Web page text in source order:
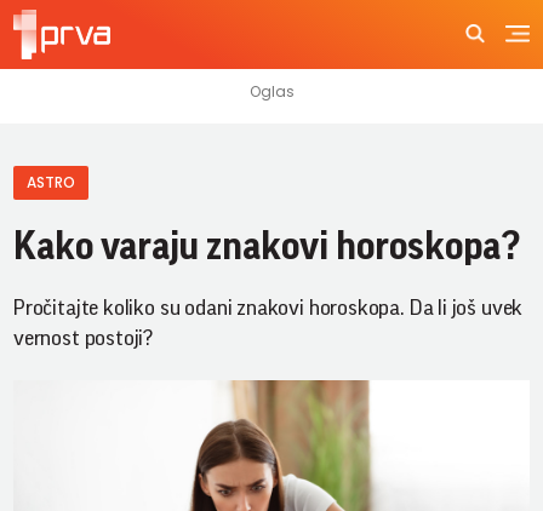
ASTRO
Kako varaju znakovi horoskopa?
Pročitajte koliko su odani znakovi horoskopa. Da li još uvek
vernost postoji?